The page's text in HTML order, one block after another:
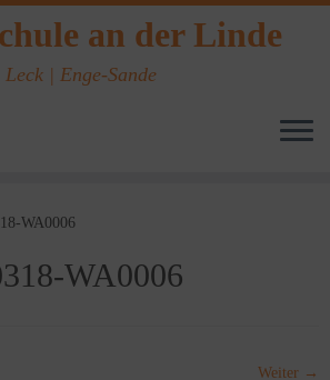
an der Linde
Leck | Enge-Sande
WA0006
WA0006
Weiter →